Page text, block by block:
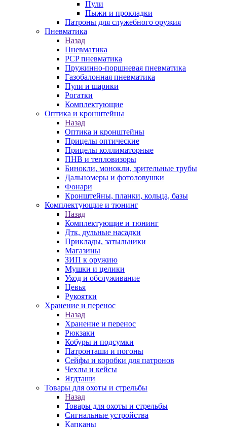
Пули
Пыжи и прокладки
Патроны для служебного оружия
Пневматика
Назад
Пневматика
PCP пневматика
Пружинно-поршневая пневматика
Газобалонная пневматика
Пули и шарики
Рогатки
Комплектующие
Оптика и кронштейны
Назад
Оптика и кронштейны
Прицелы оптические
Прицелы коллиматорные
ПНВ и тепловизоры
Бинокли, монокли, зрительные трубы
Дальномеры и фотоловушки
Фонари
Кронштейны, планки, кольца, базы
Комплектующие и тюнинг
Назад
Комплектующие и тюнинг
Дтк, дульные насадки
Приклады, затыльники
Магазины
ЗИП к оружию
Мушки и целики
Уход и обслуживание
Цевья
Рукоятки
Хранение и перенос
Назад
Хранение и перенос
Рюкзаки
Кобуры и подсумки
Патронташи и погоны
Сейфы и коробки для патронов
Чехлы и кейсы
Ягдташи
Товары для охоты и стрельбы
Назад
Товары для охоты и стрельбы
Сигнальные устройства
Капканы